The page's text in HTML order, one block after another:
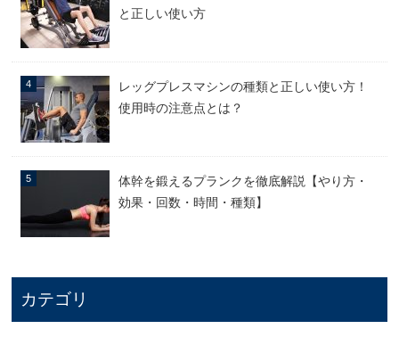
と正しい使い方
レッグプレスマシンの種類と正しい使い方！
使用時の注意点とは？
体幹を鍛えるプランクを徹底解説【やり方・
効果・回数・時間・種類】
カテゴリ